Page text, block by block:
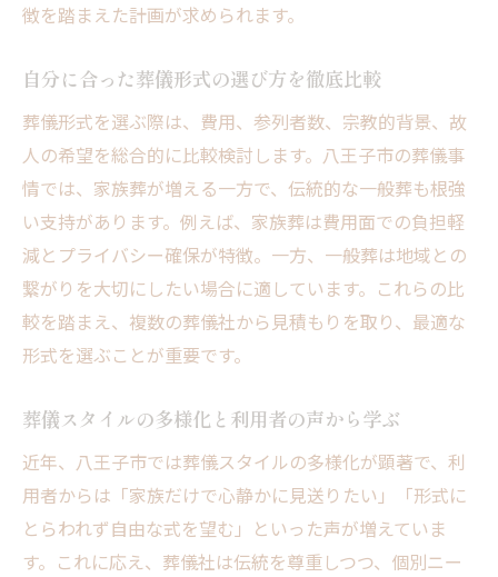
徴を踏まえた計画が求められます。
自分に合った葬儀形式の選び方を徹底比較
葬儀形式を選ぶ際は、費用、参列者数、宗教的背景、故
人の希望を総合的に比較検討します。八王子市の葬儀事
情では、家族葬が増える一方で、伝統的な一般葬も根強
い支持があります。例えば、家族葬は費用面での負担軽
減とプライバシー確保が特徴。一方、一般葬は地域との
繋がりを大切にしたい場合に適しています。これらの比
較を踏まえ、複数の葬儀社から見積もりを取り、最適な
形式を選ぶことが重要です。
葬儀スタイルの多様化と利用者の声から学ぶ
近年、八王子市では葬儀スタイルの多様化が顕著で、利
用者からは「家族だけで心静かに見送りたい」「形式に
とらわれず自由な式を望む」といった声が増えていま
す。これに応え、葬儀社は伝統を尊重しつつ、個別ニー